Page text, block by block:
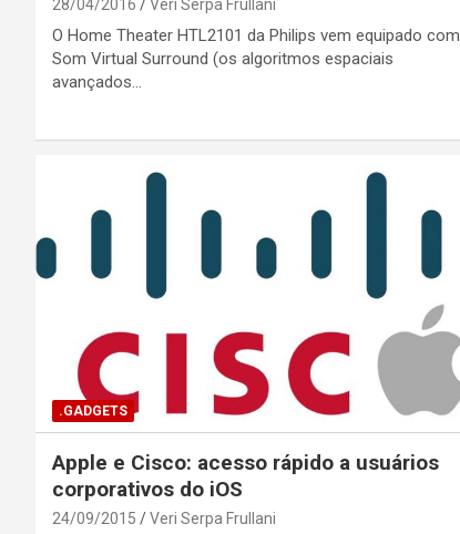
28/04/2016 Veri Serpa Frullani
O Home Theater HTL2101 da Philips vem equipado com
Som Virtual Surround (os algoritmos espaciais
avançados…
.GADGETS
Apple e Cisco: acesso rápido a usuários
corporativos do iOS
24/09/2015 Veri Serpa Frullani